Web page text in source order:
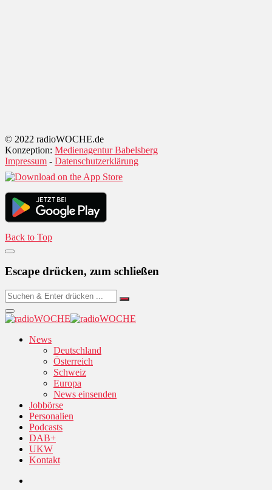
© 2022 radioWOCHE.de
Konzeption: Medienagentur Babelsberg
Impressum - Datenschutzerklärung
Back to Top
Escape drücken, zum schließen
News
Deutschland
Österreich
Schweiz
Europa
News einsenden
Jobbörse
Personalien
Podcasts
DAB+
UKW
Kontakt